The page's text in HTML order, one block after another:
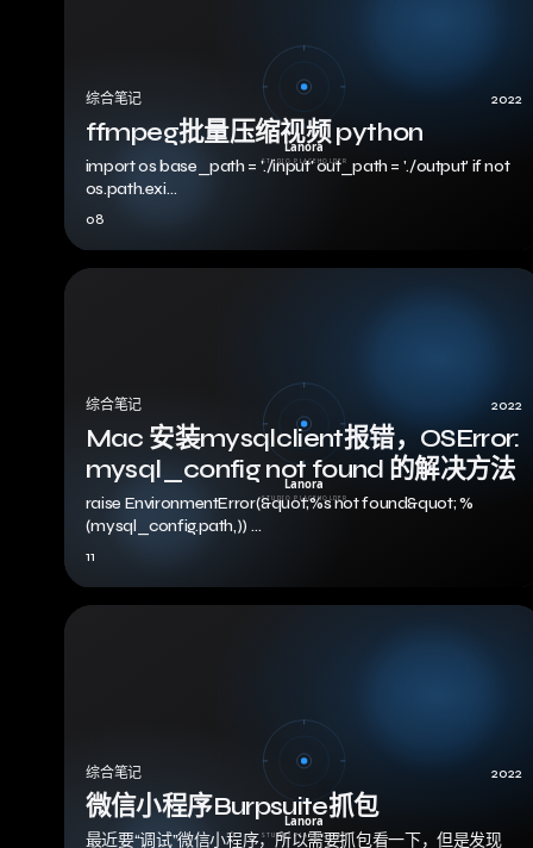
综合笔记 2022
ffmpeg批量压缩视频 python
import os base_path = './input' out_path = './output' if not
os.path.exi…
08
综合笔记 2022
Mac 安装mysqlclient报错，OSError:
mysql_config not found 的解决方法
raise EnvironmentError(&quot;%s not found&quot; %
(mysql_config.path,)) …
11
综合笔记 2022
微信小程序Burpsuite抓包
最近要“调试”微信小程序，所以需要抓包看一下，但是发现